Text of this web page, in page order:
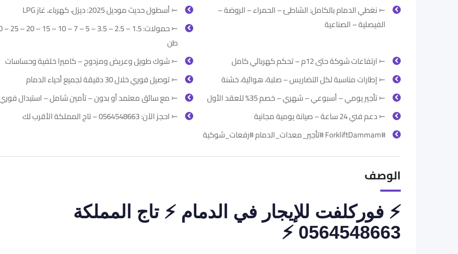
⤚ نغطي الدمام بالكامل: الشاطئ – الحمراء – الروضة –
الفيصلية – الصناعية
⤚ أسطول حديث موديل 2025: ديزل، كهرباء، غاز LPG
⤚ حمولات:
طن
⤚ ارتفاعات شوكة حتى 12م – تحكم كهربائي كامل
⤚ شوك طويل وعريض ومزدوج – كاميرا خلفية وحساسات
⤚ إطارات مناسبة لكل التضاريس – صلبة، هوائية، خشنة
⤚ توصيل فوري خلال 30 دقيقة لجميع أحياء الدمام
⤚ تأجير يومي – أسبوعي – شهري – خصم 35% للعقد الأول
⤚ مع سائق معتمد أو بدون – تأمين شامل – استبدال
⤚ دعم فني 24 ساعة – صيانة يومية مجانية
⤚ احجز الآن: 0564548663 – تاج المملكة الأقرب لك
#ForkliftDammam #تأجير_معدات_الدمام #رفعات_شوكية
الوصف
⚡ فوركلفت للإيجار في الدمام ⚡ تاج المملكة
0564548663 ⚡